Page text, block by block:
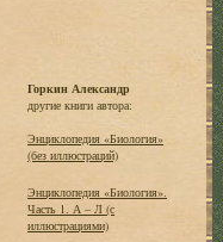
Горкин Александр
другие книги автора:
Энциклопедия «Биология»
(без иллюстраций)
Энциклопедия «Биология».
Часть 1. А – Л (с
иллюстрациями)